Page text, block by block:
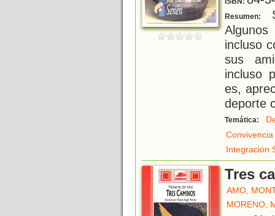
Resumen:
incluso
sus
incluso
es,
deporte
Temática:
Convivencia
Integración
Tres
AMO,
MORENO,